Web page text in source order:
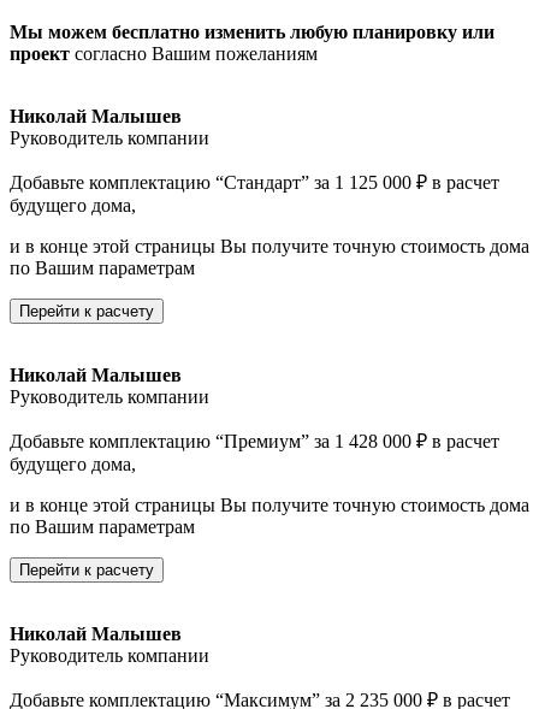
Мы можем бесплатно изменить любую планировку или
проект согласно Вашим пожеланиям
Николай Малышев
Руководитель компании
Добавьте комплектацию “Стандарт” за 1 125 000 ₽ в расчет
будущего дома,
и в конце этой страницы Вы получите точную стоимость дома
по Вашим параметрам
Перейти к расчету
Николай Малышев
Руководитель компании
Добавьте комплектацию “Премиум” за 1 428 000 ₽ в расчет
будущего дома,
и в конце этой страницы Вы получите точную стоимость дома
по Вашим параметрам
Перейти к расчету
Николай Малышев
Руководитель компании
Добавьте комплектацию “Максимум” за 2 235 000 ₽ в расчет